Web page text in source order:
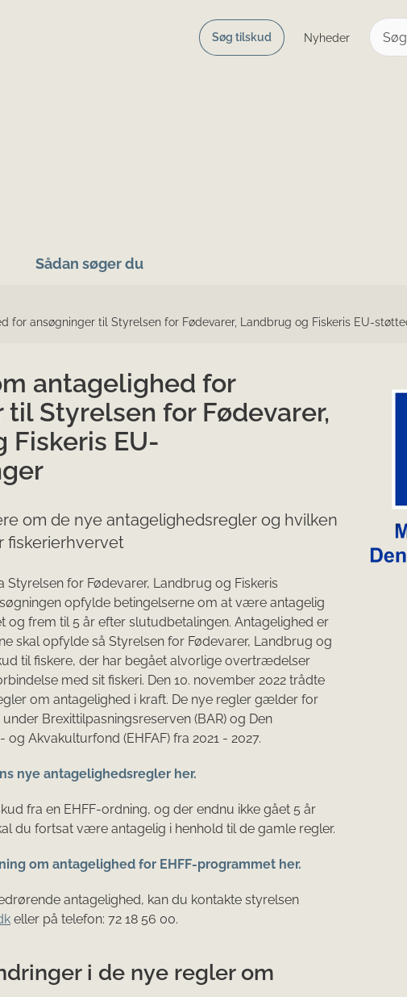
Søg tilskud Nyheder
Sådan søger du
for ansøgninger til Styrelsen for Fødevarer, Landbrug og Fiskeris EU-
antagelighed for
til Styrelsen for Fødevarer,
Fiskeris EU-
om de nye antagelighedsregler og hvilken
fiskerierhvervet
Styrelsen for Fødevarer, Landbrug og Fiskeris
opfylde betingelserne om at være antagelig
og frem til 5 år efter slutudbetalingen. Antagelighed er
skal opfylde så Styrelsen for Fødevarer, Landbrug og
til fiskere, der har begået alvorlige overtrædelser
med sit fiskeri. Den 10. november 2022 trådte
om antagelighed i kraft. De nye regler gælder for
Brexittilpasningsreserven (BAR) og Den
Akvakulturfond (EHFAF) fra 2021 - 2027.
nye antagelighedsregler her.
fra en EHFF-ordning, og der endnu ikke gået 5 år
du fortsat være antagelig i henhold til de gamle regler.
om antagelighed for EHFF-programmet her.
antagelighed, kan du kontakte styrelsen
eller på telefon: 72 18 56 00.
i de nye regler om